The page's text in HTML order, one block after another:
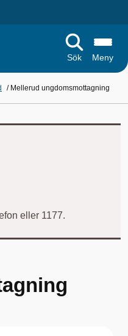
Sök
Meny
/ Mellerud ungdomsmottagning
eller 1177.